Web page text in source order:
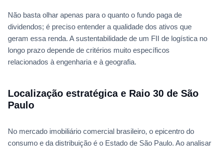
Não basta olhar apenas para o quanto o fundo paga de
dividendos; é preciso entender a qualidade dos ativos que
geram essa renda. A sustentabilidade de um FII de logística no
longo prazo depende de critérios muito específicos
relacionados à engenharia e à geografia.
Localização estratégica e Raio 30 de São
Paulo
No mercado imobiliário comercial brasileiro, o epicentro do
consumo e da distribuição é o Estado de São Paulo. Ao analisar